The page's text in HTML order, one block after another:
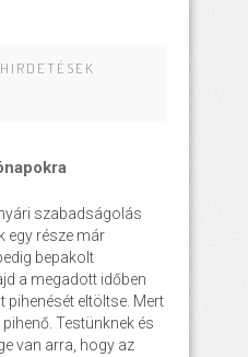
HIRDETÉSEK
szabadságolás
egy része már
bepakolt
a megadott időben
pihenését eltöltse. Mert
Testünknek és
van arra, hogy az